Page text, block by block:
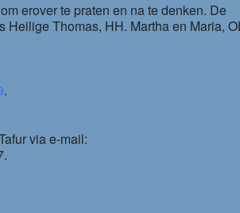
erover te praten en na te denken. De
Thomas, HH. Martha en Maria,
.
via e-mail: